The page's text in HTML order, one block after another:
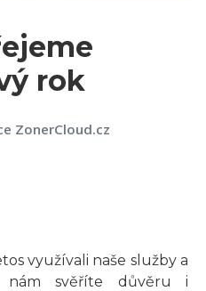
rok
ZonerCloud.cz
využívali naše služby a
nám svěříte důvěru i